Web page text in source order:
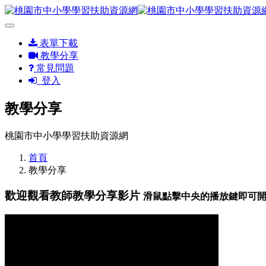
表單下載
教學分享
常見問題
登入
教學分享
桃園市中小學學習扶助資源網
首頁
教學分享
歡迎觀看教師教學分享影片 滑鼠點擊中央的播放鍵即可